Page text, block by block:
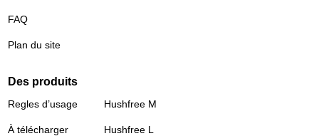
FAQ
Plan du site
Des produits
Regles d’usage
À télécharger
Hushfree M
Hushfree L